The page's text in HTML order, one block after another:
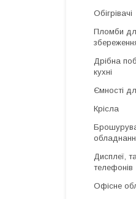
Обігрівачі
Пломби
Дрібна
кухні
Ємності
Крісла
Дисплеї,
телефонів
Офісне